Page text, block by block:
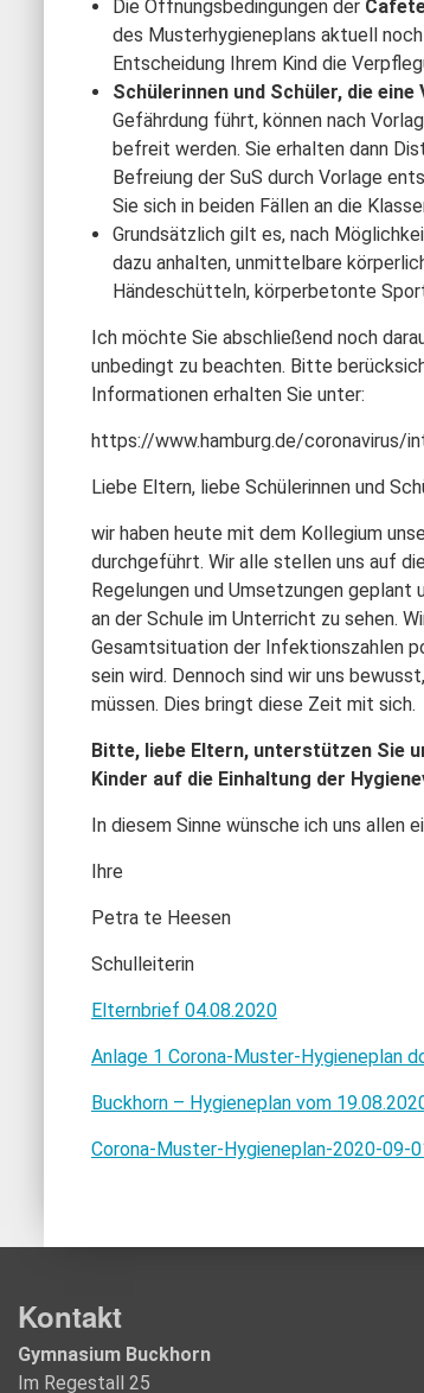
Die Öffnungsbedingungen der
des Musterhygieneplans aktuell
Entscheidung Ihrem Kind die
Schülerinnen und Schüler, die
Gefährdung führt, können nach
befreit werden. Sie erhalten dann
Befreiung der SuS durch Vorlage
Sie sich in beiden Fällen an die
Grundsätzlich gilt es, nach
dazu anhalten, unmittelbare
Händeschütteln, körperbetonte
Ich möchte Sie abschließend noch
unbedingt zu beachten. Bitte
Informationen erhalten Sie unter:
https://www.hamburg.de/coronavirus/
Liebe Eltern, liebe Schülerinnen und
wir haben heute mit dem Kollegium
durchgeführt. Wir alle stellen uns auf
Regelungen und Umsetzungen geplant
an der Schule im Unterricht zu sehen.
Gesamtsituation der Infektionszahlen
sein wird. Dennoch sind wir uns
müssen. Dies bringt diese Zeit mit sich.
Bitte, liebe Eltern, unterstützen Sie
Kinder auf die Einhaltung der
In diesem Sinne wünsche ich uns allen
Ihre
Petra te Heesen
Schulleiterin
Elternbrief 04.08.2020
Anlage 1 Corona-Muster-Hygieneplan
Buckhorn – Hygieneplan vom
Corona-Muster-Hygieneplan-2020-09-
Kontakt
Gymnasium Buckhorn
Im Regestall 25